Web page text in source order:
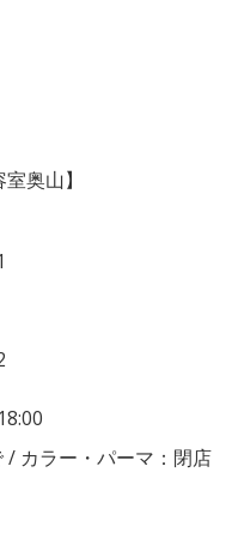
奥山】
/ カラー・パーマ：閉店